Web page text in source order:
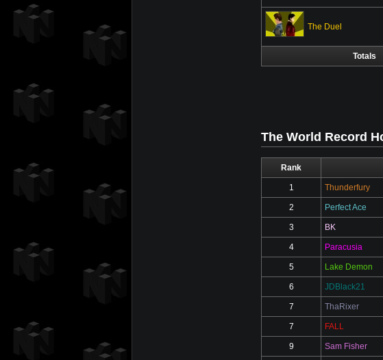
The Duel
Totals
The World Record
Rank
1 Thunderfury
2 Perfect Ace
3 BK
4 Paracusia
5 Lake Demon
6 JDBlack21
7 ThaRixer
7 FALL
9 Sam Fisher